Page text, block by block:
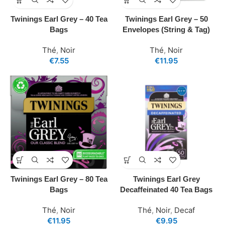
Twinings Earl Grey – 40 Tea
Bags
Thé, Noir
€7.55
Twinings Earl Grey – 50
Envelopes (String & Tag)
Thé, Noir
€11.95
Twinings Earl Grey – 80 Tea
Bags
Thé, Noir
€11.95
Twinings Earl Grey
Decaffeinated 40 Tea Bags
Thé, Noir, Decaf
€9.95